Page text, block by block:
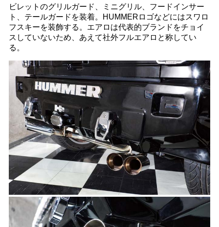
ビレットのグリルガード、ミニグリル、フードインサー
ト、テールガードを装着。HUMMERロゴなどにはスワロ
フスキーを装飾する。エアロは代表的ブランドをチョイ
スしていないため、あえて社外フルエアロと称してい
る。